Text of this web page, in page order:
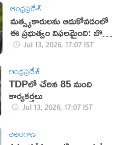
ఆంధ్రప్రదేశ్
మత్స్యకారులను ఆదుకోవడంలో
ఈ ప్రభుత్వం విఫలమైంది: బొత్స
సత్యనారాయణ
Jul 13, 2026, 17:07 IST
ఆంధ్రప్రదేశ్
TDPలో చేరిన 85 మంది
కార్యకర్తలు
Jul 13, 2026, 17:07 IST
తెలంగాణ